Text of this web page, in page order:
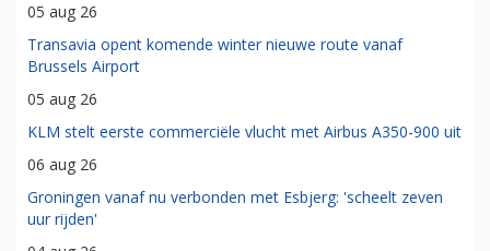
05 aug 26
Transavia opent komende winter nieuwe route vanaf
Brussels Airport
05 aug 26
KLM stelt eerste commerciële vlucht met Airbus A350-900 uit
06 aug 26
Groningen vanaf nu verbonden met Esbjerg: 'scheelt zeven
uur rijden'